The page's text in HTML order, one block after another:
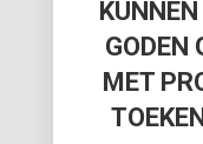
GODEN
MET